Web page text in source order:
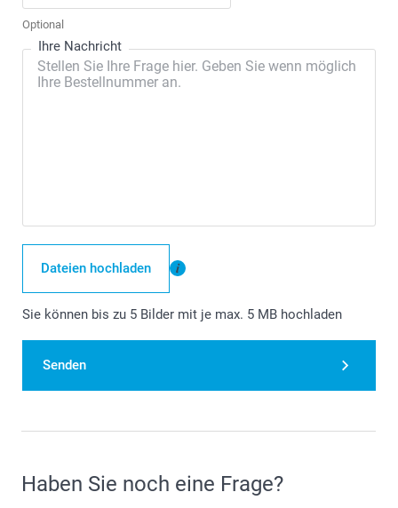
Optional
Ihre Nachricht
Dateien hochladen
Sie können bis zu 5 Bilder mit je max. 5 MB hochladen
Senden
Haben Sie noch eine Frage?